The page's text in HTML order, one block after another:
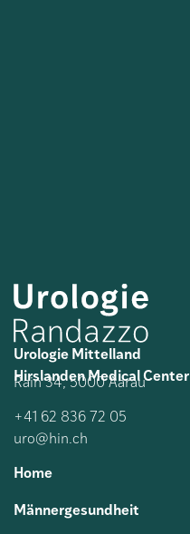
Urologie Mittelland
Hirslanden Medical Center
Rain 34, 5000 Aarau
+41 62 836 72 05
uro@hin.ch
Home
Männergesundheit